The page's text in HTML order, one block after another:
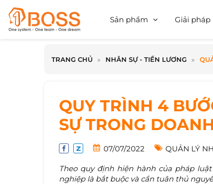
Sản phẩm Giải pháp
TRANG CHỦ NHÂN SỰ - TIỀN LƯƠNG
QUY TRÌNH 4
SỰ TRONG
07/07/2022 QUẢN LÝ
Theo quy định hiện hành của pháp
nghiệp là bắt buộc và cần tuân thủ